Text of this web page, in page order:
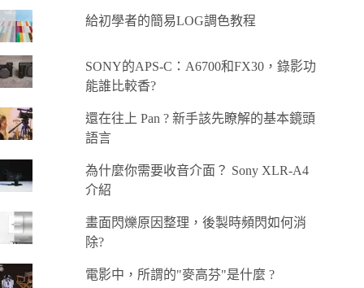
給初學者的簡易LOG調色教程
SONY的APS-C：A6700和FX30，錄影功
能誰比較香?
還在往上 Pan ? 新手該先瞭解的基本鏡頭
語言
為什麼你需要收音介面？ Sony XLR-A4
介紹
畫面閃爍原因整理，後製時頻閃如何消
除?
電影中，所謂的"麥高芬"是什麼 ?